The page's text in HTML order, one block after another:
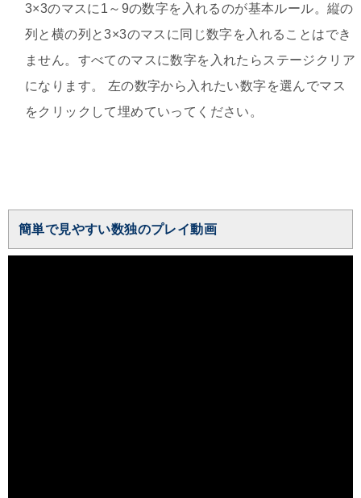
3×3のマスに1～9の数字を入れるのが基本ルール。縦の
列と横の列と3×3のマスに同じ数字を入れることはでき
ません。すべてのマスに数字を入れたらステージクリア
になります。 左の数字から入れたい数字を選んでマス
をクリックして埋めていってください。
簡単で見やすい数独のプレイ動画